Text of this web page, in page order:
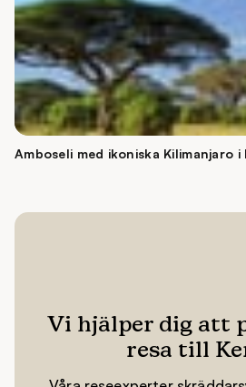
Kenya är på alla sätt magiskt,
att kombinera flera områden för
av landet.
Amboseli med ikoniska Kilimanjaro
Vi hjälper dig att
resa till